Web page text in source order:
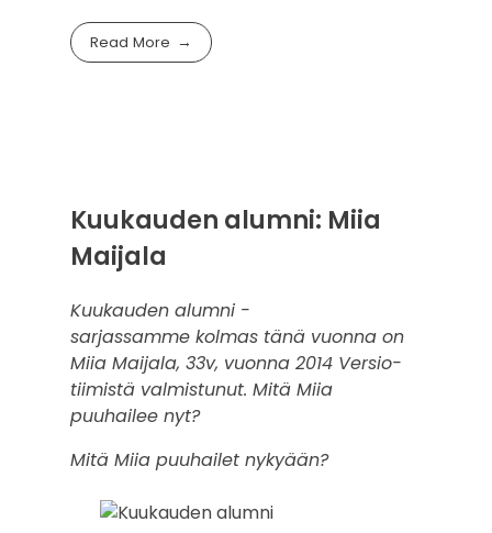
Read More
Kuukauden alumni: Miia
Maijala
Kuukauden alumni -
sarjassamme kolmas tänä vuonna on
Miia Maijala, 33v, vuonna 2014 Versio-
tiimistä valmistunut. Mitä Miia
puuhailee nyt?
Mitä Miia puuhailet nykyään?